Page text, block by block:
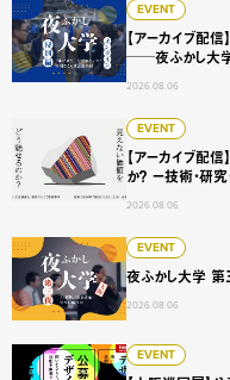
EVENT
【アーカイブ配
──夜ふかし大
2026.08.06
【アーカイブ配信】"誰
EVENT
【アーカイブ配
か？ ー技術・研
2026.08.06
【アーカイブ配信】ひ
EVENT
夜ふかし大学 第
2026.08.06
夜ふかし大学 第三夜 「
EVENT
【大阪巡回展】公募の